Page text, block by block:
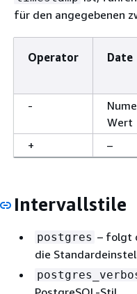
für den angegebenen
Operator Date
-
Wert
+ –
Intervallstile
postgres – folgt
die